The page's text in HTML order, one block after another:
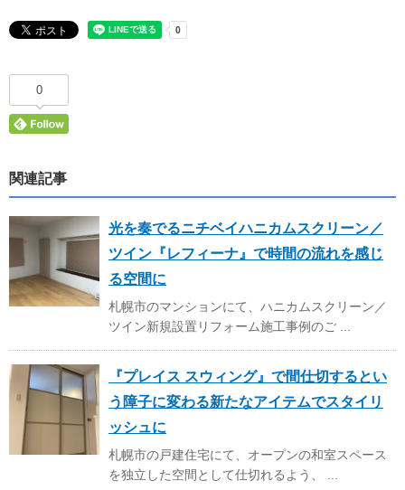
0
関連記事
光を奏でるニチベイハニカムスクリーン／
ツイン『レフィーナ』で時間の流れを感じ
る空間に
札幌市のマンションにて、ハニカムスクリーン／
ツイン新規設置リフォーム施工事例のご ...
『プレイス スウィング』で間仕切するとい
う障子に変わる新たなアイテムでスタイリ
ッシュに
札幌市の戸建住宅にて、オープンの和室スペース
を独立した空間として仕切れるよう、 ...